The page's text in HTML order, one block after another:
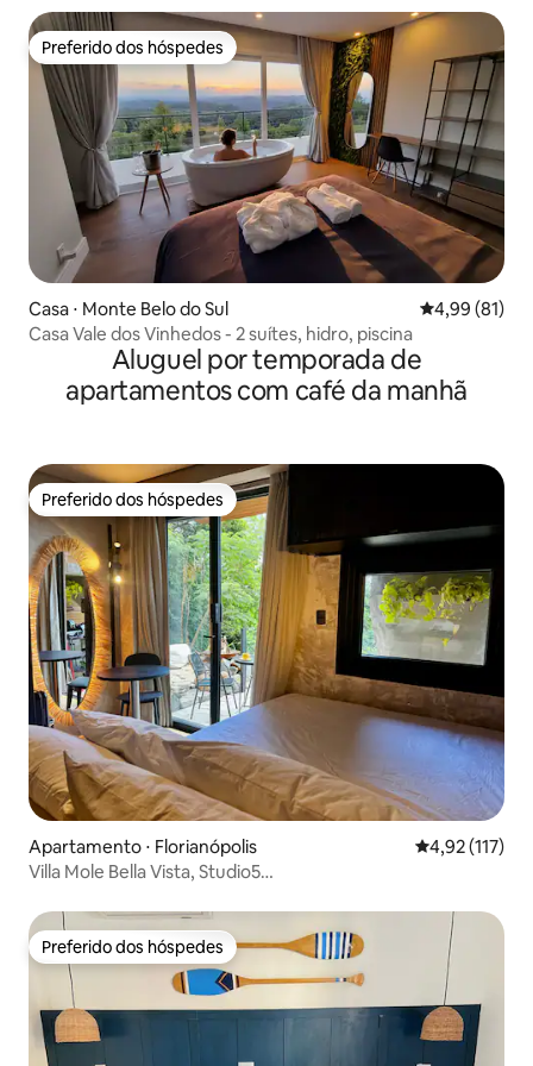
Preferido dos hóspedes
Preferido dos hóspedes
Casa ⋅ Monte Belo do Sul 4,99 de uma
4,99 (81)
Casa Vale dos Vinhedos - 2 suítes, hidro, piscina
Aluguel por temporada de
apartamentos com café da manhã
Preferido dos hóspedes
Preferido dos hóspedes
Apartamento ⋅ Florianópolis 4,92 de uma
4,92 (117)
Villa Mole Bella Vista, Studio5
Preferido dos hóspedes
Preferido dos hóspedes